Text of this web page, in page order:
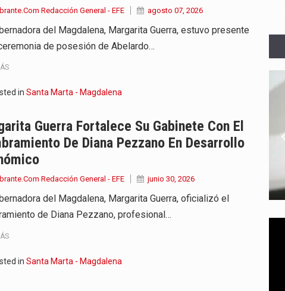
cumplieron los honores…
Espriella aseguró que durante…
de la Espriella,…
Gobierno con uno de…
y España mantienen bajo vigilancia…
Redacción General - EFE agosto 07, 2026
del Magdalena, Margarita Guerra, estuvo presente
de posesión de Abelardo…
in Santa Marta - Magdalena
Guerra Fortalece Su Gabinete Con El
De Diana Pezzano En Desarrollo
Redacción General - EFE junio 30, 2026
del Magdalena, Margarita Guerra, oficializó el
de Diana Pezzano, profesional…
in Santa Marta - Magdalena